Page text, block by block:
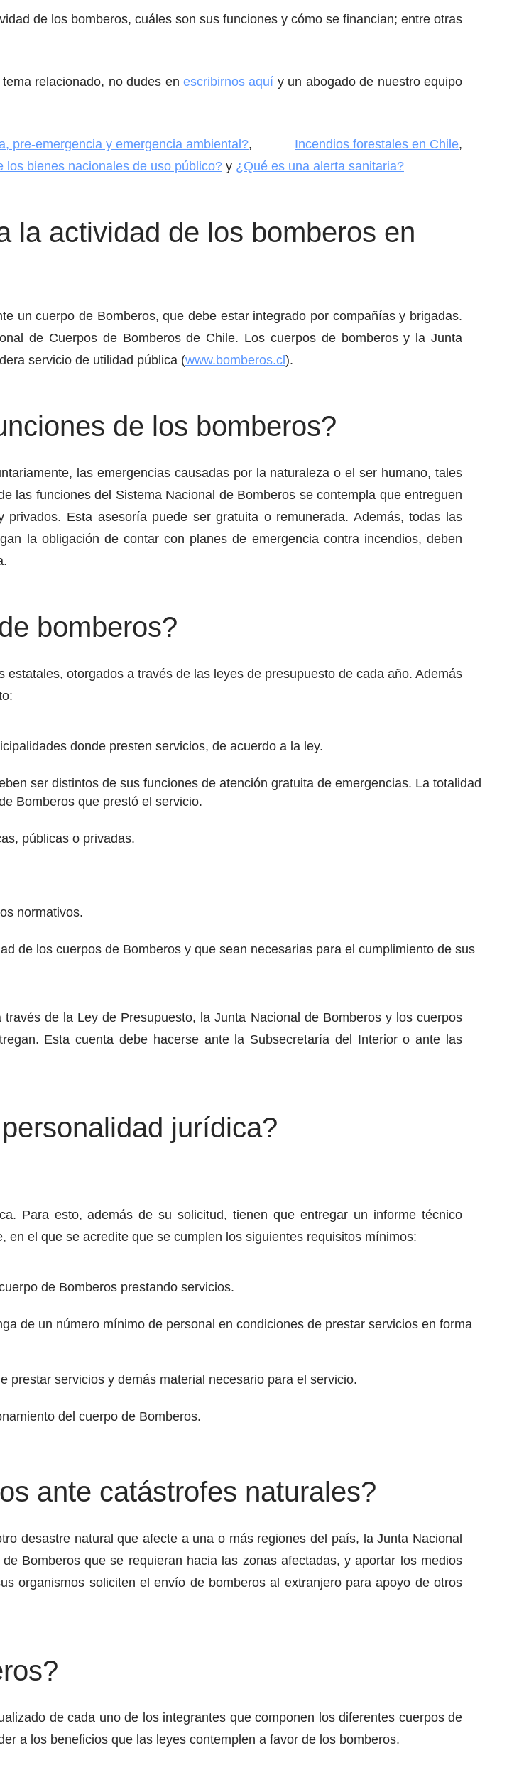
de los bomberos, cuáles son sus funciones y cómo se financian; entre otras
relacionado, no dudes enescribirnos aquí y un abogado de nuestro equipo
pre-emergencia y emergencia ambiental?, Incendios forestales en Chile,
los bienes nacionales de uso público? y ¿Qué es una alerta sanitaria?
la actividad de los bomberos en
un cuerpo de Bomberos, que debe estar integrado por compañías y brigadas.
de Cuerpos de Bomberos de Chile. Los cuerpos de bomberos y la Junta
servicio de utilidad pública (www.bomberos.cl ).
de los bomberos?
las emergencias causadas por la naturaleza o el ser humano, tales
las funciones del Sistema Nacional de Bomberos se contempla que entreguen
Esta asesoría puede ser gratuita o remunerada. Además, todas las
la obligación de contar con planes de emergencia contra incendios, deben
bomberos?
otorgados a través de las leyes de presupuesto de cada año. Además
donde presten servicios, de acuerdo a la ley.
ser distintos de sus funciones de atención gratuita de emergencias. La totalidad
Bomberos que prestó el servicio.
públicas o privadas.
normativos.
de los cuerpos de Bomberos y que sean necesarias para el cumplimiento de sus
de la Ley de Presupuesto, la Junta Nacional de Bomberos y los cuerpos
Esta cuenta debe hacerse ante la Subsecretaría del Interior o ante las
jurídica?
Para esto, además de su solicitud, tienen que entregar un informe técnico
el que se acredite que se cumplen los siguientes requisitos mínimos:
de Bomberos prestando servicios.
de un número mínimo de personal en condiciones de prestar servicios en forma
prestar servicios y demás material necesario para el servicio.
del cuerpo de Bomberos.
ante catástrofes naturales?
desastre natural que afecte a una o más regiones del país, la Junta Nacional
Bomberos que se requieran hacia las zonas afectadas, y aportar los medios
organismos soliciten el envío de bomberos al extranjero para apoyo de otros
de cada uno de los integrantes que componen los diferentes cuerpos de
a los beneficios que las leyes contemplen a favor de los bomberos.